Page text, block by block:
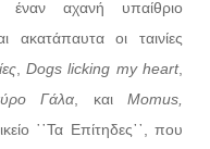
έναν αχανή υπαίθριο
ακατάπαυτα οι ταινίες
,Dogs licking my heart,
Γάλα , και Momus
῾῾Τα Επίτηδες᾽᾽, που